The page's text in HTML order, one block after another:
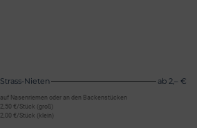
Strass-Nieten ab 2,– €
auf Nasenriemen oder an den Backenstücken
2,50 €/Stück (groß)
2,00 €/Stück (klein)